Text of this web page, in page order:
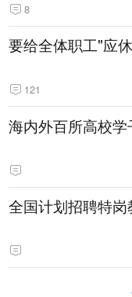
8
要给全体职工"应
121
海内外百所高校学
全国计划招聘特